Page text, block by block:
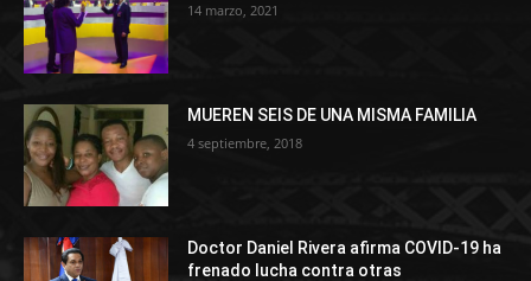
14 marzo, 2021
MUEREN SEIS DE UNA MISMA FAMILIA
4 septiembre, 2018
Doctor Daniel Rivera afirma COVID-19 ha
frenado lucha contra otras